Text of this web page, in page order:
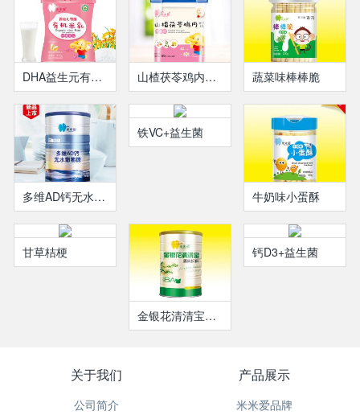
DHA益生元有机米乳听装 山楂茯苓鸡内金微晶粉 蔬菜味棒棒脆
多维AD钙无水葡萄糖
铁VC+益生菌
牛奶味小蛋酥
甘草桔梗
金银花清清宝听装
钙D3+益生菌
关于我们
公司简介
产品展示
米米爱品牌